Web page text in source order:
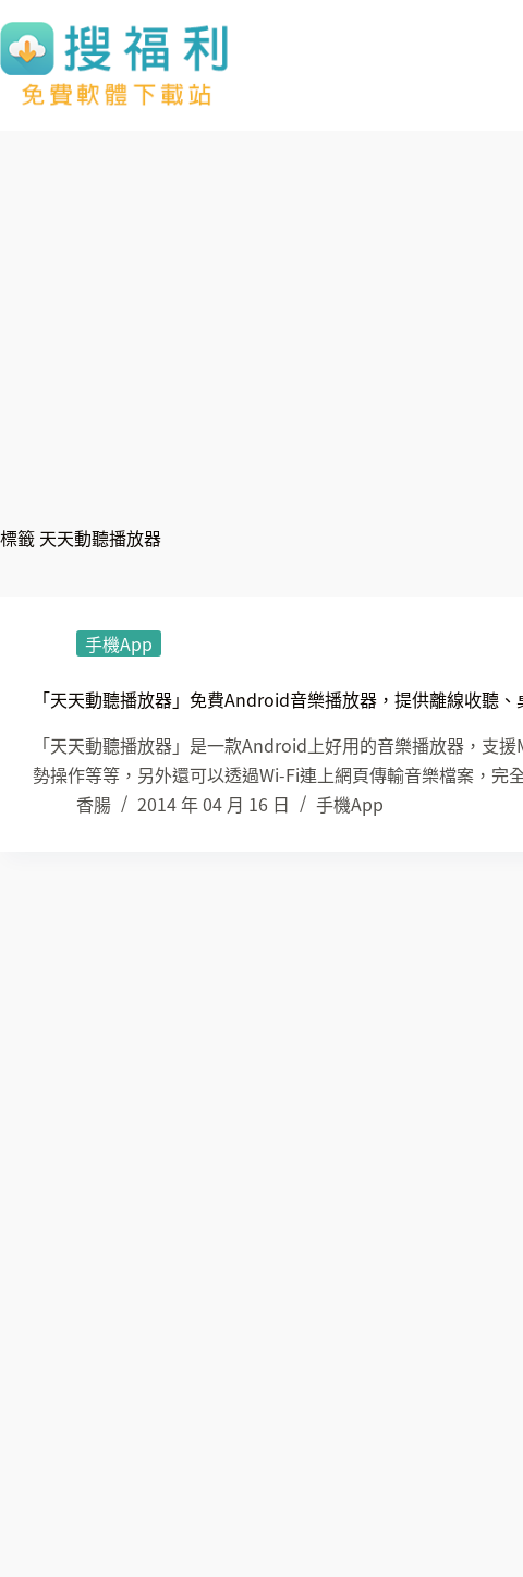
至
主
標籤 天天動聽播放器
手機App
「天天動聽播放器」免費Android音樂播放器，提供離線收聽
「天天動聽播放器」是一款Android上好用的音樂播放器，支
勢操作等等，另外還可以透過Wi-Fi連上網頁傳輸音樂檔案，完
香腸
2014 年 04 月 16 日 手機App